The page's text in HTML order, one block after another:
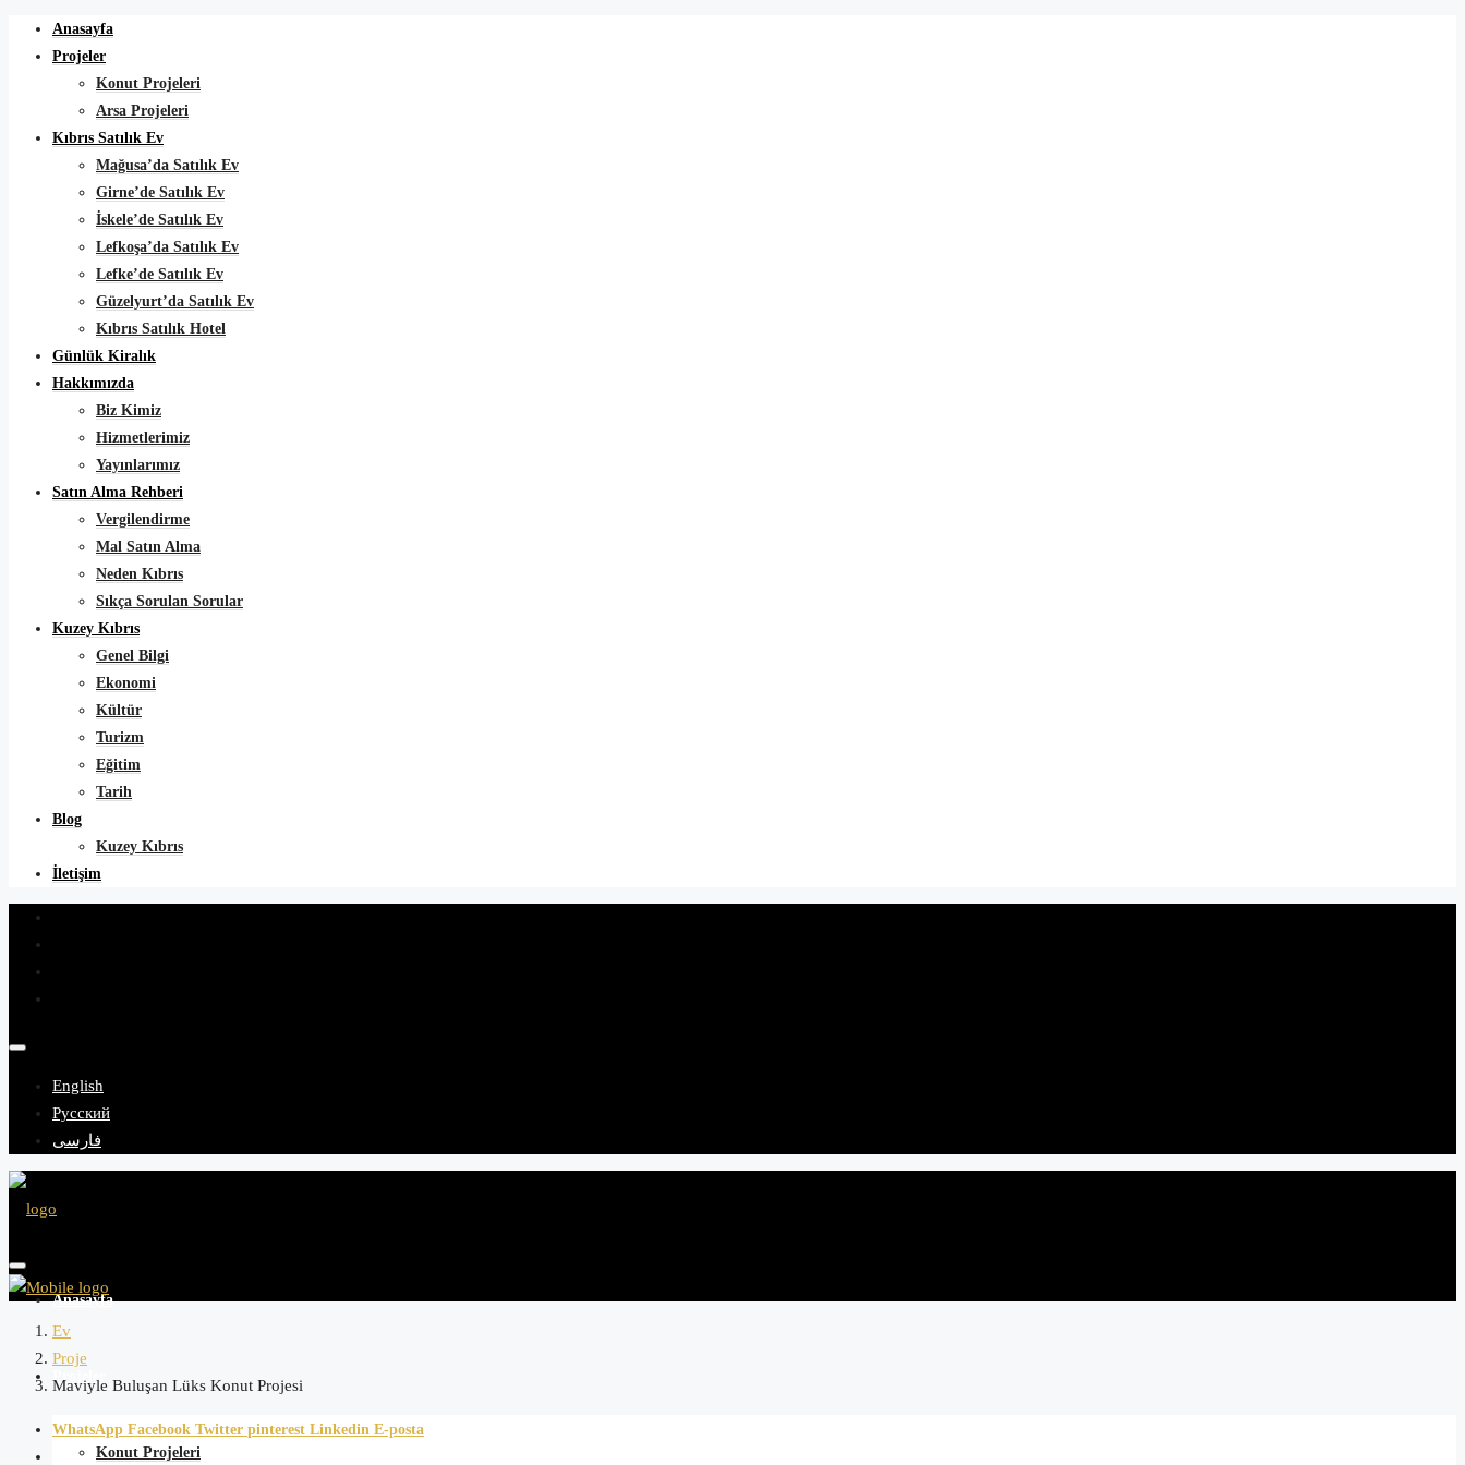
Anasayfa
Projeler
Konut Projeleri
Arsa Projeleri
Kıbrıs Satılık Ev
Mağusa’da Satılık Ev
Girne’de Satılık Ev
İskele’de Satılık Ev
Lefkoşa’da Satılık Ev
Lefke’de Satılık Ev
Güzelyurt’da Satılık Ev
Kıbrıs Satılık Hotel
Günlük Kiralık
Hakkımızda
Biz Kimiz
Hizmetlerimiz
Yayınlarımız
Satın Alma Rehberi
Vergilendirme
Mal Satın Alma
Neden Kıbrıs
Sıkça Sorulan Sorular
Kuzey Kıbrıs
Genel Bilgi
Ekonomi
Kültür
Turizm
Eğitim
Tarih
Blog
Kuzey Kıbrıs
İletişim
English
Русский
فارسی
Anasayfa
Projeler
Konut Projeleri
Ev
Proje
Maviyle Buluşan Lüks Konut Projesi
WhatsApp Facebook Twitter pinterest Linkedin E-posta